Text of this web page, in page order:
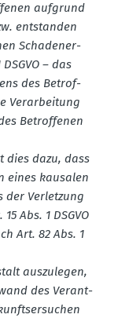
aufgrund
entstanden
Schaden­er­
– das
des Betrof­
Verar­beitung
Betrof­fenen
dies dazu, dass
eines kausalen
der Verletzung
Abs. 1 DSGVO
Art. 82 Abs. 1
auszu­legen,
des Verant­